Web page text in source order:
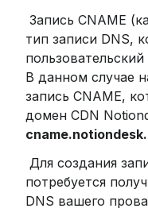
тип записи DNS,
В данном случае
запись CNAME,
домен CDN
потребуется
DNS вашего